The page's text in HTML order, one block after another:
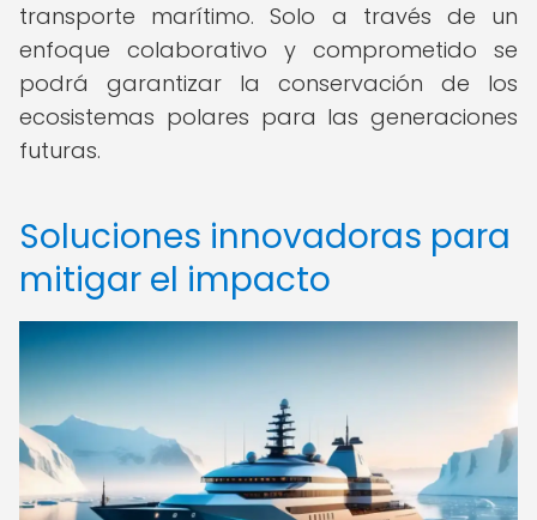
transporte marítimo. Solo a través de un
enfoque colaborativo y comprometido se
podrá garantizar la conservación de los
ecosistemas polares para las generaciones
futuras.
Soluciones innovadoras para
mitigar el impacto